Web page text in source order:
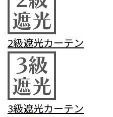
2級遮光カーテン
3級遮光カーテン